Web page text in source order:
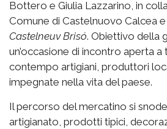
Bottero e Giulia Lazzarino, in
Comune di Castelnuovo Calcea
Castelneuv Brisó. Obiettivo della
un’occasione di incontro aperta
contempo artigiani, produttori
impegnate nella vita del paese.
Il percorso del mercatino si
artigianato, prodotti tipici,